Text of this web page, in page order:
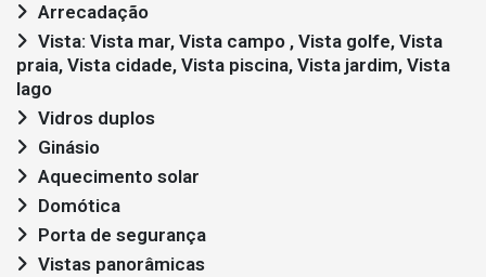
Arrecadação
praia, Vista cidade, Vista piscina, Vista jardim, Vista
lago
Vidros duplos
Ginásio
Aquecimento solar
Domótica
Porta de segurança
Vistas panorâmicas